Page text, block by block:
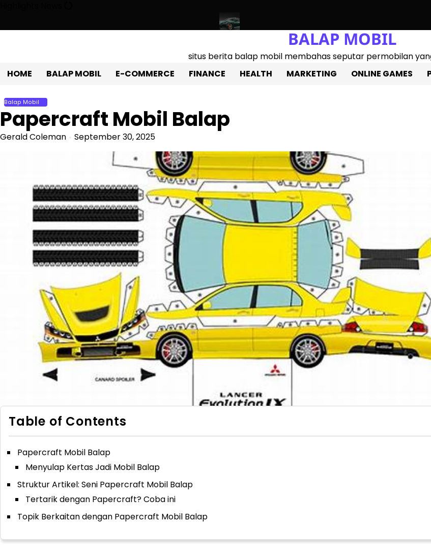
content
Toyota Gr86 2025: Mobil Sport Entry-level Paling Bertenaga,
BALAP MOBIL
situs berita balap mobil membahas seputar permobilan
HOME
BALAP MOBIL E-COMMERCE FINANCE HEALTH MARKETING ONLINE GAMES
Balap Mobil
Papercraft Mobil Balap
Gerald Coleman September 30, 2025
Table of Contents
Papercraft Mobil Balap
Menyulap Kertas Jadi Mobil Balap
Struktur Artikel: Seni Papercraft Mobil Balap
Tertarik dengan Papercraft? Coba ini
Topik Berkaitan dengan Papercraft Mobil Balap